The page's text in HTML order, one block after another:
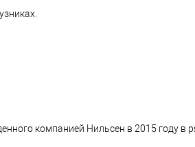
компанией Нильсен в 2015 году в